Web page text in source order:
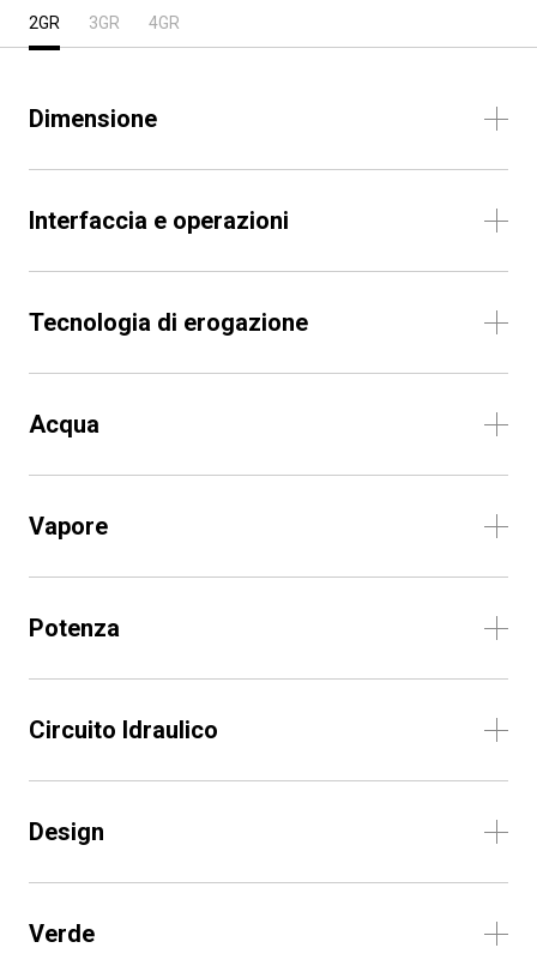
2GR 3GR 4GR
Dimensione
Interfaccia e operazioni
Tecnologia di erogazione
Acqua
Vapore
Potenza
Circuito Idraulico
Design
Verde